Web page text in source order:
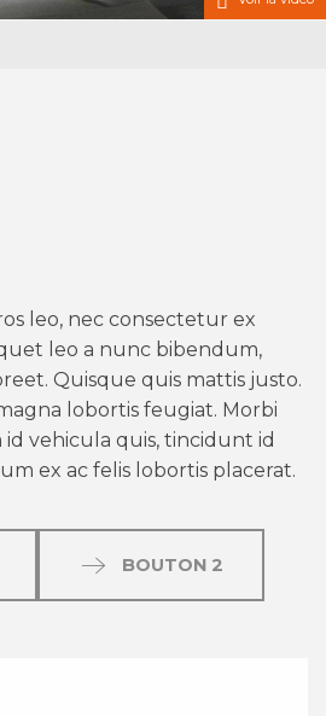
aux favoris
leo, nec consectetur ex
leo a nunc bibendum,
Quisque quis mattis justo.
lobortis feugiat. Morbi
vehicula quis, tincidunt id
ex ac felis lobortis placerat.
BOUTON 2